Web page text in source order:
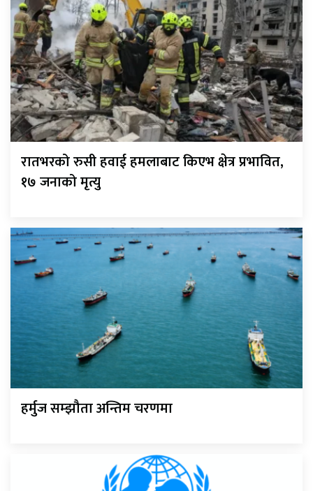
रातभरको रुसी हवाई हमलाबाट किएभ क्षेत्र प्रभावित,
१७ जनाको मृत्यु
हर्मुज सम्झौता अन्तिम चरणमा